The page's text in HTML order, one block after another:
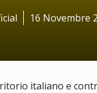
16 Novembre
italiano e